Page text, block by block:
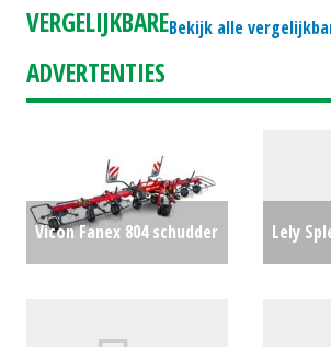
Bekijk alle
VERGELIJKBARE
ADVERTENTIES
Vicon Fanex 804 schudder
Lely